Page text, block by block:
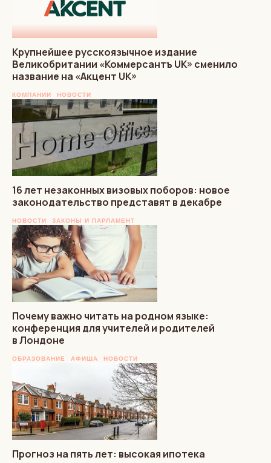
Крупнейшее русскоязычное издание
Великобритании «Коммерсантъ UK» сменило
название на «Акцент UK»
КОМПАНИИ НОВОСТИ
16 лет незаконных визовых поборов: новое
законодательство представят в декабре
НОВОСТИ ЗАКОНЫ И ПАРЛАМЕНТ
Почему важно читать на родном языке:
конференция для учителей и родителей
в Лондоне
ОБРАЗОВАНИЕ АФИША НОВОСТИ
Прогноз на пять лет: высокая ипотека